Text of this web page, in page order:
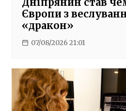
Європи з
«дракон»
07/08/2026 21:01